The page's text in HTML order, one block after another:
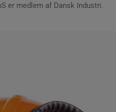
er medlem af Dansk Industri.